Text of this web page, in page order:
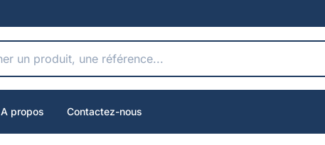
A propos Contactez-nous